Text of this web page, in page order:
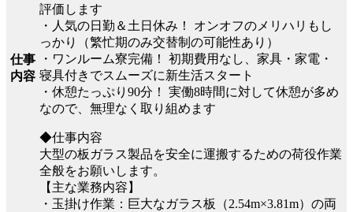
仕事
内容
評価します
・人気の日勤＆土日休み！ オンオフのメリハリもし
っかり（繁忙期のみ交替制の可能性あり）
・ワンルーム寮完備！ 初期費用なし、家具・家電・
寝具付きでスムーズに新生活スタート
・休憩たっぷり90分！ 実働8時間に対して休憩が多め
なので、無理なく取り組めます
◆仕事内容
大型の板ガラス製品を安全に運搬するための荷役作業
全般をお願いします。
【主な業務内容】
・玉掛け作業：巨大なガラス板（2.54m×3.81m）の両